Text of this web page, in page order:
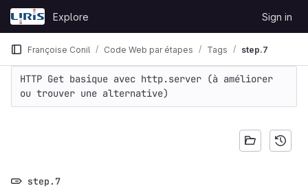
Skip to content
GitLab
Explore Sign in
Françoise Conil Code Web par étapes Tags step.7
step.7
HTTP Get basique avec http.server (à améliorer
ou trouver une alternative)